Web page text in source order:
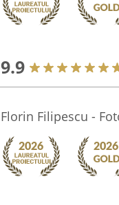
9.9
Florin Filipescu -